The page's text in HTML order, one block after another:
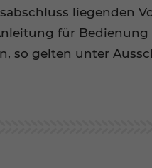
liegenden
für
so gelten unter